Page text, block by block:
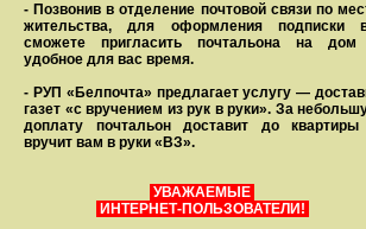
- Позвонив в отделение почтовой связи по
жительства, для оформления подписки
сможете пригласить почтальона на
удобное для вас время.
- РУП «Белпочта» предлагает услугу —
газет «с вручением из рук в руки». За
доплату почтальон доставит до
вручит вам в руки «ВЗ».
УВАЖАЕМЫЕ
ИНТЕРНЕТ-ПОЛЬЗОВАТЕЛИ!